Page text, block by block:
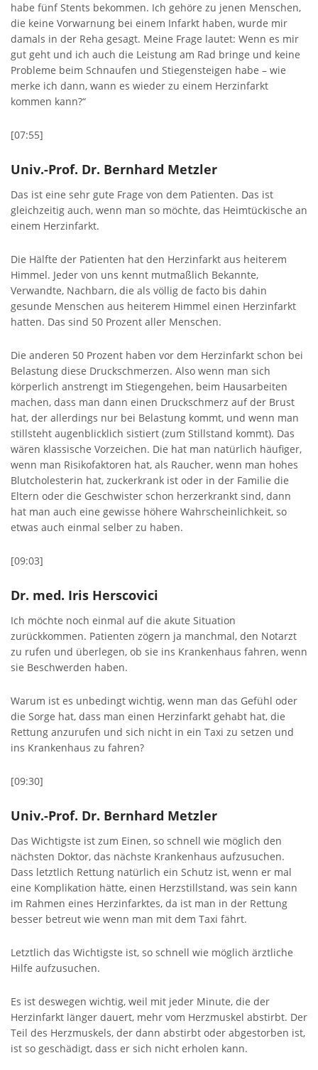
habe fünf Stents bekommen. Ich gehöre zu jenen Menschen,
die keine Vorwarnung bei einem Infarkt haben, wurde mir
damals in der Reha gesagt. Meine Frage lautet: Wenn es mir
gut geht und ich auch die Leistung am Rad bringe und keine
Probleme beim Schnaufen und Stiegensteigen habe – wie
merke ich dann, wann es wieder zu einem Herzinfarkt
kommen kann?“
[07:55]
Univ.-Prof. Dr. Bernhard Metzler
Das ist eine sehr gute Frage von dem Patienten. Das ist
gleichzeitig auch, wenn man so möchte, das Heimtückische an
einem Herzinfarkt.
Die Hälfte der Patienten hat den Herzinfarkt aus heiterem
Himmel. Jeder von uns kennt mutmaßlich Bekannte,
Verwandte, Nachbarn, die als völlig de facto bis dahin
gesunde Menschen aus heiterem Himmel einen Herzinfarkt
hatten. Das sind 50 Prozent aller Menschen.
Die anderen 50 Prozent haben vor dem Herzinfarkt schon bei
Belastung diese Druckschmerzen. Also wenn man sich
körperlich anstrengt im Stiegengehen, beim Hausarbeiten
machen, dass man dann einen Druckschmerz auf der Brust
hat, der allerdings nur bei Belastung kommt, und wenn man
stillsteht augenblicklich sistiert (zum Stillstand kommt). Das
wären klassische Vorzeichen. Die hat man natürlich häufiger,
wenn man Risikofaktoren hat, als Raucher, wenn man hohes
Blutcholesterin hat, zuckerkrank ist oder in der Familie die
Eltern oder die Geschwister schon herzerkrankt sind, dann
hat man auch eine gewisse höhere Wahrscheinlichkeit, so
etwas auch einmal selber zu haben.
[09:03]
Dr. med. Iris Herscovici
Ich möchte noch einmal auf die akute Situation
zurückkommen. Patienten zögern ja manchmal, den Notarzt
zu rufen und überlegen, ob sie ins Krankenhaus fahren, wenn
sie Beschwerden haben.
Warum ist es unbedingt wichtig, wenn man das Gefühl oder
die Sorge hat, dass man einen Herzinfarkt gehabt hat, die
Rettung anzurufen und sich nicht in ein Taxi zu setzen und
ins Krankenhaus zu fahren?
[09:30]
Univ.-Prof. Dr. Bernhard Metzler
Das Wichtigste ist zum Einen, so schnell wie möglich den
nächsten Doktor, das nächste Krankenhaus aufzusuchen.
Dass letztlich Rettung natürlich ein Schutz ist, wenn er mal
eine Komplikation hätte, einen Herzstillstand, was sein kann
im Rahmen eines Herzinfarktes, da ist man in der Rettung
besser betreut wie wenn man mit dem Taxi fährt.
Letztlich das Wichtigste ist, so schnell wie möglich ärztliche
Hilfe aufzusuchen.
Es ist deswegen wichtig, weil mit jeder Minute, die der
Herzinfarkt länger dauert, mehr vom Herzmuskel abstirbt. Der
Teil des Herzmuskels, der dann abstirbt oder abgestorben ist,
ist so geschädigt, dass er sich nicht erholen kann.